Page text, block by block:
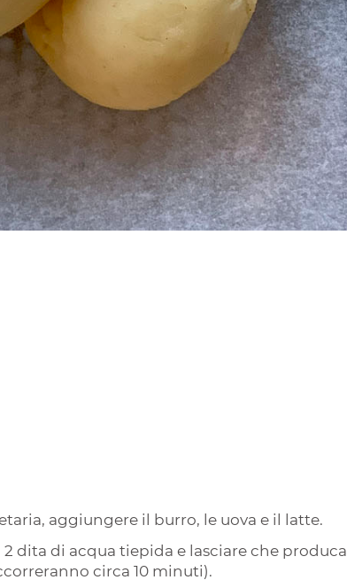
aggiungere il burro, le uova e il latte.
dita di acqua tiepida e lasciare che produca
circa 10 minuti).